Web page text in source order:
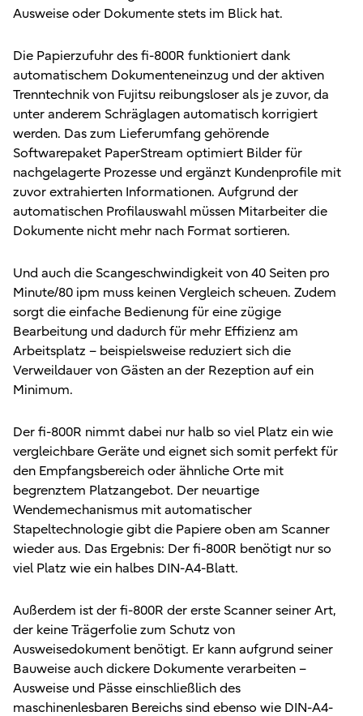
Ausweise oder Dokumente stets im Blick hat.
Die Papierzufuhr des fi-800R funktioniert dank
automatischem Dokumenteneinzug und der aktiven
Trenntechnik von Fujitsu reibungsloser als je zuvor, da
unter anderem Schräglagen automatisch korrigiert
werden. Das zum Lieferumfang gehörende
Softwarepaket PaperStream optimiert Bilder für
nachgelagerte Prozesse und ergänzt Kundenprofile mit
zuvor extrahierten Informationen. Aufgrund der
automatischen Profilauswahl müssen Mitarbeiter die
Dokumente nicht mehr nach Format sortieren.
Und auch die Scangeschwindigkeit von 40 Seiten pro
Minute/80 ipm muss keinen Vergleich scheuen. Zudem
sorgt die einfache Bedienung für eine zügige
Bearbeitung und dadurch für mehr Effizienz am
Arbeitsplatz – beispielsweise reduziert sich die
Verweildauer von Gästen an der Rezeption auf ein
Minimum.
Der fi-800R nimmt dabei nur halb so viel Platz ein wie
vergleichbare Geräte und eignet sich somit perfekt für
den Empfangsbereich oder ähnliche Orte mit
begrenztem Platzangebot. Der neuartige
Wendemechanismus mit automatischer
Stapeltechnologie gibt die Papiere oben am Scanner
wieder aus. Das Ergebnis: Der fi-800R benötigt nur so
viel Platz wie ein halbes DIN-A4-Blatt.
Außerdem ist der fi-800R der erste Scanner seiner Art,
der keine Trägerfolie zum Schutz von
Ausweisedokument benötigt. Er kann aufgrund seiner
Bauweise auch dickere Dokumente verarbeiten –
Ausweise und Pässe einschließlich des
maschinenlesbaren Bereichs sind ebenso wie DIN-A4-